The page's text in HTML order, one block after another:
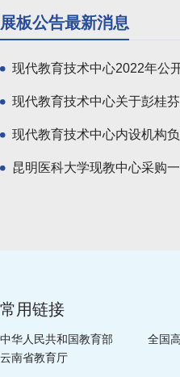
展板公告最新消息
现代教育技术中心2022年公
现代教育技术中心关于彭桂
现代教育技术中心内设机构
昆明医科大学现教中心采购
常用链接
中华人民共和国教育部 全国
云南省教育厅